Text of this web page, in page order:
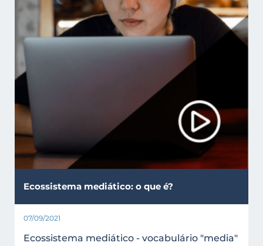
Redes sociais Regulação Riscos
Segurança Tipos de media
Videojogos
Ecossistema mediático: o que é?
07/09/2021
Ecossistema mediático - vocabulário "media"